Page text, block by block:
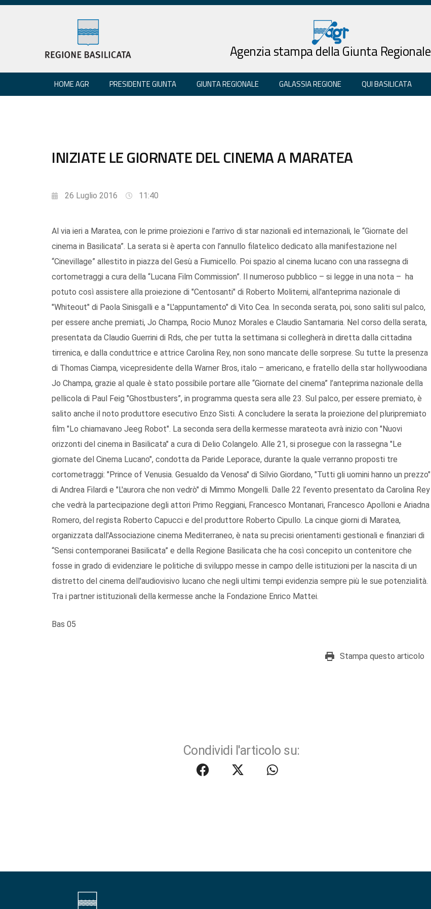
Agenzia stampa della Giunta Regionale
HOME AGR PRESIDENTE GIUNTA GIUNTA REGIONALE GALASSIA REGIONE QUI BASILICATA
INIZIATE LE GIORNATE DEL CINEMA A MARATEA
26 Luglio 2016 11:40
Al via ieri a Maratea, con le prime proiezioni e l’arrivo di star nazionali ed internazionali, le “Giornate del
cinema in Basilicata”. La serata si è aperta con l’annullo filatelico dedicato alla manifestazione nel
“Cinevillage” allestito in piazza del Gesù a Fiumicello. Poi spazio al cinema lucano con una rassegna di
cortometraggi a cura della “Lucana Film Commission”. Il numeroso pubblico – si legge in una nota – ha
potuto così assistere alla proiezione di "Centosanti" di Roberto Moliterni, all'anteprima nazionale di
"Whiteout" di Paola Sinisgalli e a "L'appuntamento" di Vito Cea. In seconda serata, poi, sono saliti sul palco,
per essere anche premiati, Jo Champa, Rocio Munoz Morales e Claudio Santamaria. Nel corso della serata,
presentata da Claudio Guerrini di Rds, che per tutta la settimana si collegherà in diretta dalla cittadina
tirrenica, e dalla conduttrice e attrice Carolina Rey, non sono mancate delle sorprese. Su tutte la presenza
di Thomas Ciampa, vicepresidente della Warner Bros, italo – americano, e fratello della star hollywoodiana
Jo Champa, grazie al quale è stato possibile portare alle “Giornate del cinema” l’anteprima nazionale della
pellicola di Paul Feig "Ghostbusters”, in programma questa sera alle 23. Sul palco, per essere premiato, è
salito anche il noto produttore esecutivo Enzo Sisti. A concludere la serata la proiezione del pluripremiato
film "Lo chiamavano Jeeg Robot". La seconda sera della kermesse marateota avrà inizio con "Nuovi
orizzonti del cinema in Basilicata" a cura di Delio Colangelo. Alle 21, si prosegue con la rassegna "Le
giornate del Cinema Lucano", condotta da Paride Leporace, durante la quale verranno proposti tre
cortometraggi: "Prince of Venusia. Gesualdo da Venosa" di Silvio Giordano, "Tutti gli uomini hanno un prezzo"
di Andrea Filardi e "L'aurora che non vedrò" di Mimmo Mongelli. Dalle 22 l’evento presentato da Carolina Rey
che vedrà la partecipazione degli attori Primo Reggiani, Francesco Montanari, Francesco Apolloni e Ariadna
Romero, del regista Roberto Capucci e del produttore Roberto Cipullo. La cinque giorni di Maratea,
organizzata dall'Associazione cinema Mediterraneo, è nata su precisi orientamenti gestionali e finanziari di
“Sensi contemporanei Basilicata” e della Regione Basilicata che ha così concepito un contenitore che
fosse in grado di evidenziare le politiche di sviluppo messe in campo delle istituzioni per la nascita di un
distretto del cinema dell'audiovisivo lucano che negli ultimi tempi evidenzia sempre più le sue potenzialità.
Tra i partner istituzionali della kermesse anche la Fondazione Enrico Mattei.
Bas 05
Stampa questo articolo
Condividi l'articolo su: